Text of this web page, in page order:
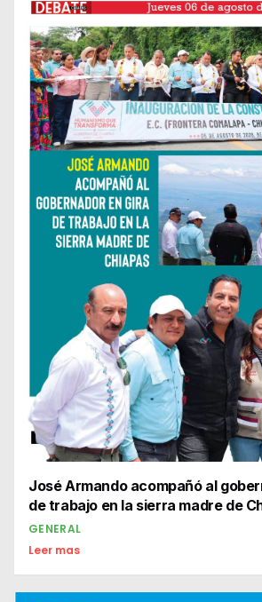
José Armando acompañó al
de trabajo en la sierra madre de
GENERAL
Leer mas